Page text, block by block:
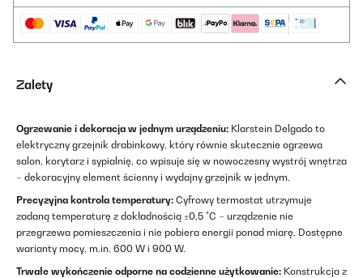
Zalety
Ogrzewanie i dekoracja w jednym urządzeniu: Klarstein Delgado to
elektryczny grzejnik drabinkowy, który równie skutecznie ogrzewa
salon, korytarz i sypialnię, co wpisuje się w nowoczesny wystrój wnętrza
– dekoracyjny element ścienny i wydajny grzejnik w jednym.
Precyzyjna kontrola temperatury: Cyfrowy termostat utrzymuje
zadaną temperaturę z dokładnością ±0,5 °C – urządzenie nie
przegrzewa pomieszczenia i nie pobiera energii ponad miarę. Dostępne
warianty mocy, m.in. 600 W i 900 W.
Trwałe wykończenie odporne na codzienne użytkowanie: Konstrukcja z